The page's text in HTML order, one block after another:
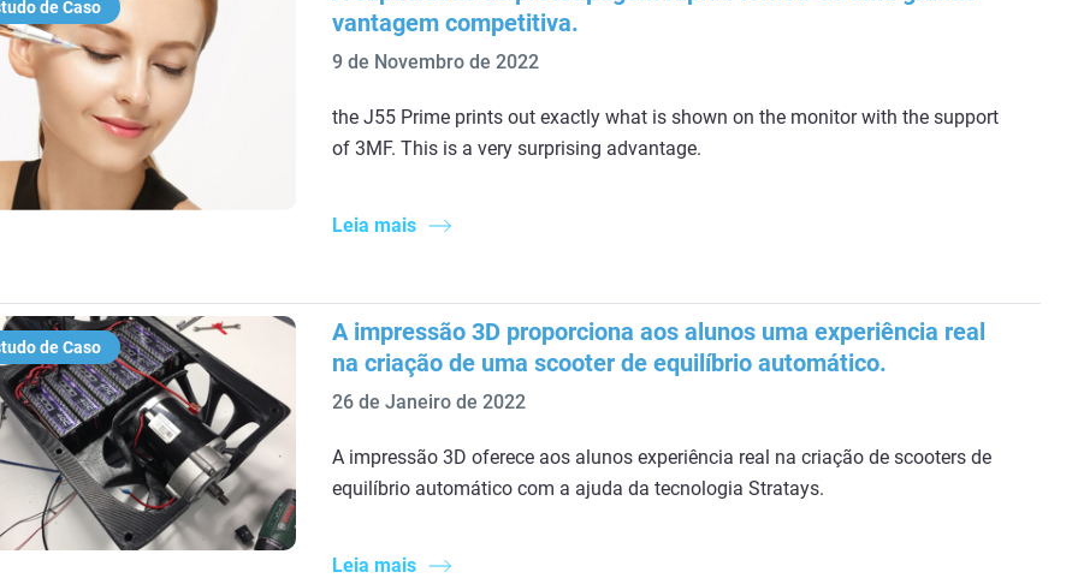
de Caso
vantagem competitiva.
9 de Novembro de 2022
the J55 Prime prints out exactly what is shown on the monitor with the support
of 3MF. This is a very surprising advantage.
Leia mais
de Caso
A impressão 3D proporciona aos alunos uma experiência real
na criação de uma scooter de equilíbrio automático.
26 de Janeiro de 2022
A impressão 3D oferece aos alunos experiência real na criação de scooters de
equilíbrio automático com a ajuda da tecnologia Stratays.
Leia mais